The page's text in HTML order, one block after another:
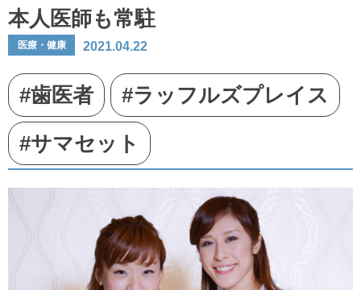
本人医師も常駐
医療・健康 2021.04.22
#歯医者
#ラッフルズプレイス
#サマセット